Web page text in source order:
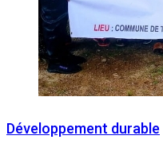
Développement durable